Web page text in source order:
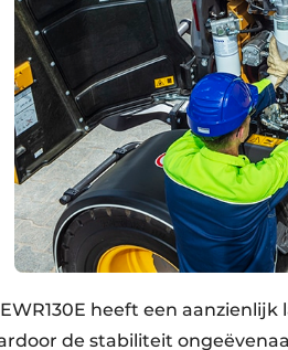
heeft een
de stabiliteit